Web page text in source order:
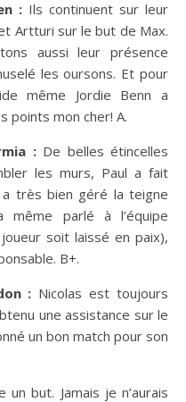
: Ils continuent sur leur
Artturi sur le but de Max.
aussi leur présence
les oursons. Et pour
même Jordie Benn a
points mon cher! A.
:De belles étincelles
les murs, Paul a fait
très bien géré la teigne
même parlé à l’équipe
soit laissé en paix),
B+.
: Nicolas est toujours
une assistance sur le
un bon match pour son
un but. Jamais je n’aurais